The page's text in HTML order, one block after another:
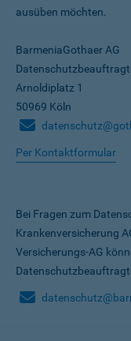
ausüben möchten.
BarmeniaGothaer AG
Arnoldiplatz 1
50969 Köln
Per Kontaktformular
Bei Fragen zum
Krankenversicherung
Versicherungs-AG